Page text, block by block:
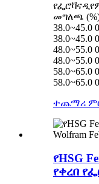
መግለጫ (%)
38.0~45.0
38.0~45.0
48.0~55.0
48.0~55.0
58.0~65.0
58.0~65.0
ተጨማሪ
የHSG
የቀረበ